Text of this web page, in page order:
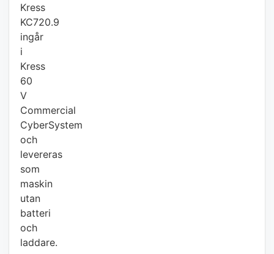
Kress
KC720.9
ingår
i
Kress
60
V
Commercial
CyberSystem
och
levereras
som
maskin
utan
batteri
och
laddare.